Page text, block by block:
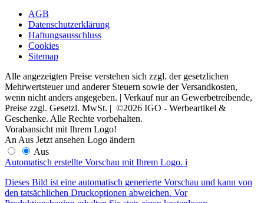
AGB
Datenschutzerklärung
Haftungsausschluss
Cookies
Sitemap
Alle angezeigten Preise verstehen sich zzgl. der gesetzlichen
Mehrwertsteuer und anderer Steuern sowie der Versandkosten,
wenn nicht anders angegeben. | Verkauf nur an Gewerbetreibende,
Preise zzgl. Gesetzl. MwSt. | ©2026 IGO - Werbeartikel &
Geschenke. Alle Rechte vorbehalten.
Vorabansicht mit Ihrem Logo!
An Aus Jetzt ansehen Logo ändern
Aus
Automatisch erstellte Vorschau mit Ihrem Logo. i
Dieses Bild ist eine automatisch generierte Vorschau und kann von
den tatsächlichen Druckoptionen abweichen. Vor